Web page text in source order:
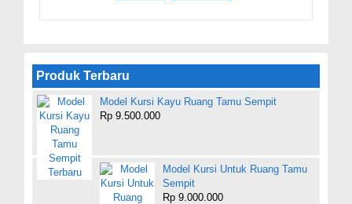
Produk Terbaru
Model Kursi Kayu Ruang Tamu Sempit
Rp 9.500.000
Model Kursi Untuk Ruang Tamu
Sempit
Rp 9.000.000